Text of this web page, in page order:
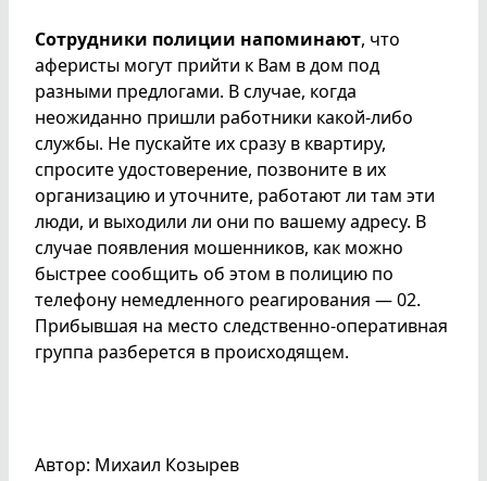
Сотрудники полиции напоминают, что
аферисты могут прийти к Вам в дом под
разными предлогами. В случае, когда
неожиданно пришли работники какой-либо
службы. Не пускайте их сразу в квартиру,
спросите удостоверение, позвоните в их
организацию и уточните, работают ли там эти
люди, и выходили ли они по вашему адресу. В
случае появления мошенников, как можно
быстрее сообщить об этом в полицию по
телефону немедленного реагирования — 02.
Прибывшая на место следственно-оперативная
группа разберется в происходящем.
Автор: Михаил Козырев